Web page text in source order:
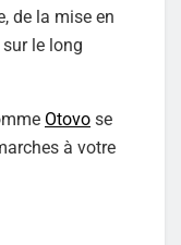
de la mise en
le long
Otovo se
à votre